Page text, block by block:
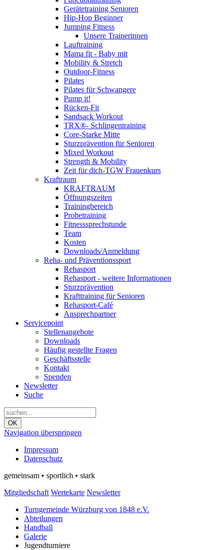
Gerätetraining Senioren
Hip-Hop Beginner
Jumping Fitness
Unsere Trainerinnen
Lauftraining
Mama fit - Baby mit
Mobility & Stretch
Outdoor-Fitness
Pilates
Pilates für Schwangere
Pump it!
Rücken-Fit
Sandsack Workout
TRX®- Schlingentraining
Core-Starke Mitte
Sturzprävention für Senioren
Mixed Workout
Strength & Mobility
Zeit für dich-TGW Frauenkurs
Kraftraum
KRAFTRAUM
Öffnungszeiten
Trainingbereich
Probetraining
Fitnesssprechstunde
Team
Kosten
Downloads/Anmeldung
Reha- und Präventionssport
Rehasport
Rehasport - weitere Informationen
Sturzprävention
Krafttraining für Senioren
Rehasport-Café
Ansprechpartner
Servicepoint
Stellenangebote
Downloads
Häufig gestellte Fragen
Geschäftsstelle
Kontakt
Spenden
Newsletter
Suche
OK
Navigation überspringen
Impressum
Datenschutz
gemeinsam • sportlich • stark
Mitgliedschaft Wertekarte Newsletter
Turngemeinde Würzburg von 1848 e.V.
Abteilungen
Handball
Galerie
Jugendturniere